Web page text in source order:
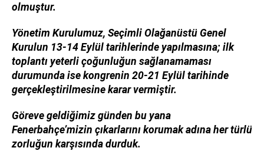
olmuştur.
Yönetim Kurulumuz, Seçimli Olağanüstü Genel
Kurulun 13-14 Eylül tarihlerinde yapılmasına; ilk
toplantı yeterli çoğunluğun sağlanamaması
durumunda ise kongrenin 20-21 Eylül tarihinde
gerçekleştirilmesine karar vermiştir.
Göreve geldiğimiz günden bu yana
Fenerbahçe’mizin çıkarlarını korumak adına her türlü
zorluğun karşısında durduk.